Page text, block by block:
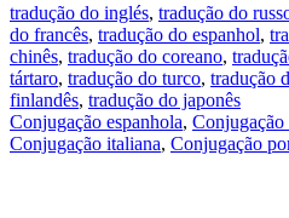
tradução do inglés, tradução do
do francês, tradução do espanhol,
chinês, tradução do coreano,
tártaro, tradução do turco, tradução
finlandês, tradução do japonês
Conjugação espanhola, Conjugação
Conjugação italiana, Conjugação